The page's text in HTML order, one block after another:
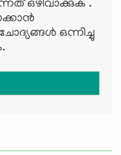
ഒഴിവാക്കുക .
ഒന്നിച്ചു